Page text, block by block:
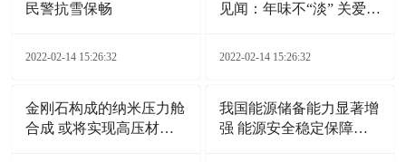
民警抗雪保畅
2022-02-14 15:26:32
见闻：年味不“淡” 关爱
2022-02-14 15:26:32
金刚石构成的纳米压力舱
合成 或将实现高压材料
我国能源储备能力显著增
强 能源安全稳定保障能